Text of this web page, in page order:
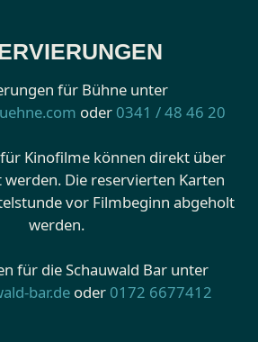
für Bühne unter
oder 0341 / 48 46 20
Kinofilme können direkt über
Die reservierten Karten
vor Filmbeginn abgeholt
werden.
für die Schauwald Bar unter
bar.de oder 0172 6677412